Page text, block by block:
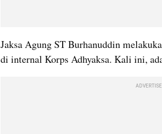
Jaksa Agung ST Burhanuddin
di internal Korps Adhyaksa. Kali ini,